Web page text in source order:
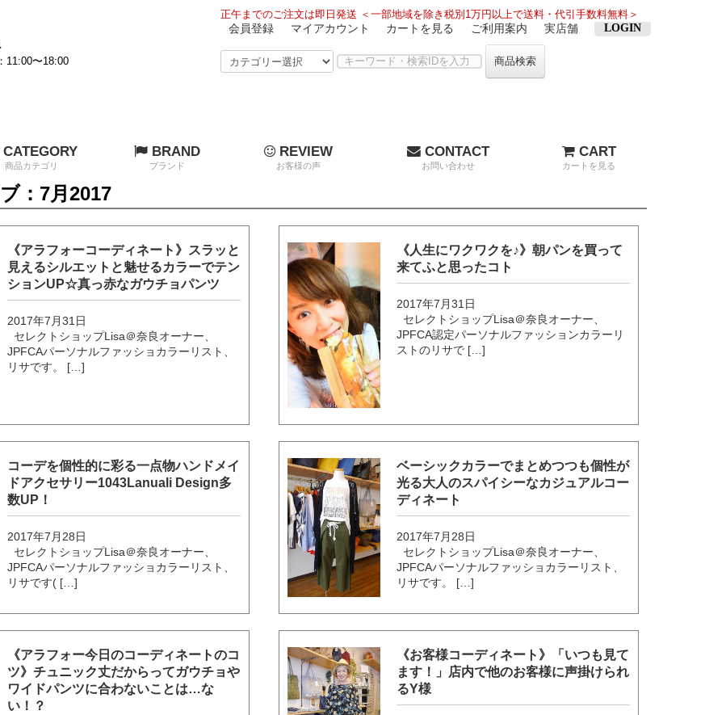
正午までのご注文は即日発送 ＜一部地域を除き税別1万円以上で送料・代引手数料無料＞
会員登録 マイアカウント カートを見る ご利用案内 実店舗 LOGIN
商品検索
11:00〜18:00
CATEGORY
商品カテゴリ
BRAND
ブランド
REVIEW
お客様の声
CONTACT
お問い合わせ
CART
カートを見る
：7月2017
《アラフォーコーディネート》スラッと
見えるシルエットと魅せるカラーでテン
ションUP☆真っ赤なガウチョパンツ
2017年7月31日
セレクトショップLisa＠奈良オーナー、
JPFCAパーソナルファッショカラーリスト、
リサです。 […]
《人生にワクワクを♪》朝パンを買って
来てふと思ったコト
2017年7月31日
セレクトショップLisa＠奈良オーナー、
JPFCA認定パーソナルファッションカラーリ
ストのリサで […]
コーデを個性的に彩る一点物ハンドメイ
ドアクセサリー1043Lanuali Design多
数UP！
2017年7月28日
セレクトショップLisa＠奈良オーナー、
JPFCAパーソナルファッショカラーリスト、
リサです( […]
ベーシックカラーでまとめつつも個性が
光る大人のスパイシーなカジュアルコー
ディネート
2017年7月28日
セレクトショップLisa＠奈良オーナー、
JPFCAパーソナルファッショカラーリスト、
リサです。 […]
《アラフォー今日のコーディネートのコ
ツ》チュニック丈だからってガウチョや
ワイドパンツに合わないことは…な
い！？
《お客様コーディネート》「いつも見て
ます！」店内で他のお客様に声掛けられ
るY様